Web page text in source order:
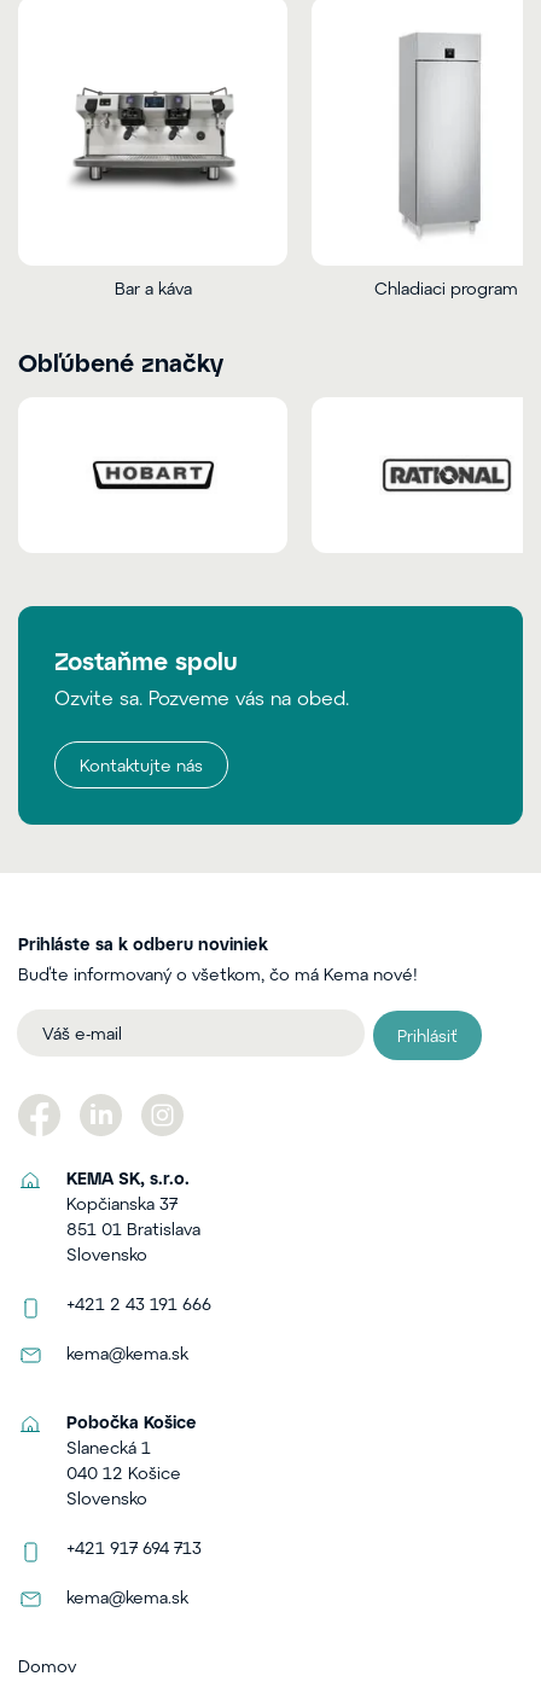
Bar a káva Chladiaci program
Obľúbené značky
Zostaňme spolu
Ozvite sa. Pozveme vás na obed.
Kontaktujte nás
Prihláste sa k odberu noviniek
Buďte informovaný o všetkom, čo má Kema nové!
Prihlásiť
KEMA SK, s.r.o.
Kopčianska 37
851 01 Bratislava
Slovensko
+421 2 43 191 666
kema@kema.sk
Pobočka Košice
Slanecká 1
040 12 Košice
Slovensko
+421 917 694 713
kema@kema.sk
Domov